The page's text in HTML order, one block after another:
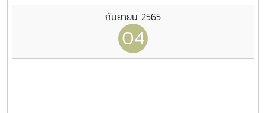
กันยายน 2565
04